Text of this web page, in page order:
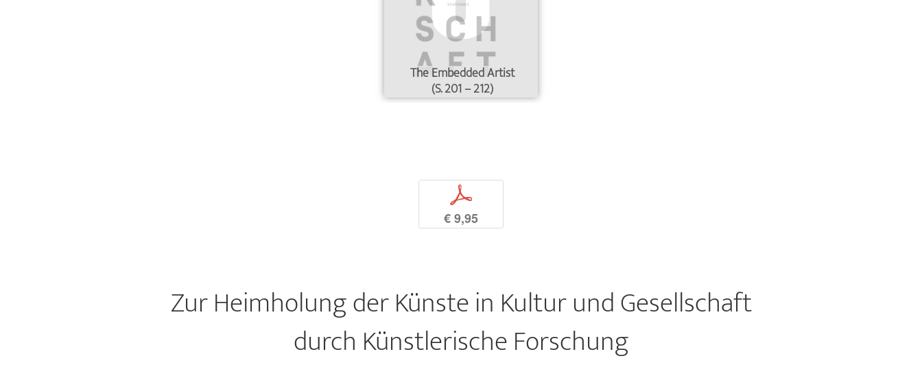
The Embedded Artist
(S. 201 – 212)
p
€ 9,95
Zur Heimholung der Künste in Kultur und Gesellschaft
durch Künstlerische Forschung